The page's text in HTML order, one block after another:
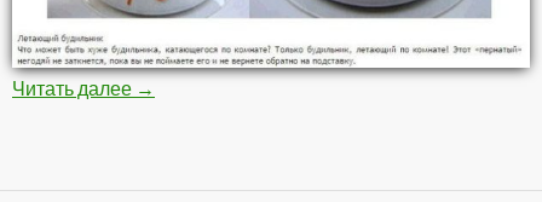
Читать далее Самые необычные будильники (10 фото)
→